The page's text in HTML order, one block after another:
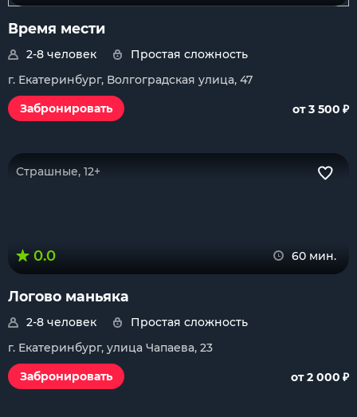
Время мести
2-8 человек
Простая сложность
г. Екатеринбург, Волгоградская улица, 47
Забронировать
от 3 500 ₽
Страшные, 12+
0.0 60 мин.
Логово маньяка
2-8 человек
Простая сложность
г. Екатеринбург, улица Чапаева, 23
Забронировать
от 2 000 ₽